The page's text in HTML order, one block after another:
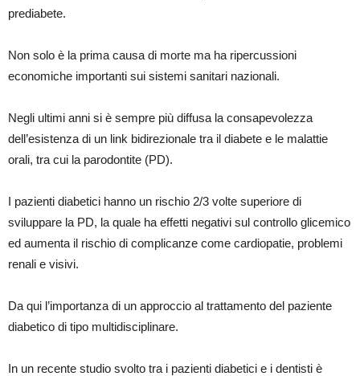
prediabete.
Non solo è la prima causa di morte ma ha ripercussioni
economiche importanti sui sistemi sanitari nazionali.
Negli ultimi anni si è sempre più diffusa la consapevolezza
dell’esistenza di un link bidirezionale tra il diabete e le malattie
orali, tra cui la parodontite (PD).
I pazienti diabetici hanno un rischio 2/3 volte superiore di
sviluppare la PD, la quale ha effetti negativi sul controllo glicemico
ed aumenta il rischio di complicanze come cardiopatie, problemi
renali e visivi.
Da qui l’importanza di un approccio al trattamento del paziente
diabetico di tipo multidisciplinare.
In un recente studio svolto tra i pazienti diabetici e i dentisti è